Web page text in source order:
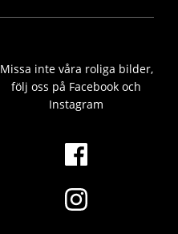
Missa inte våra roliga bilder,
följ oss på Facebook och
Instagram